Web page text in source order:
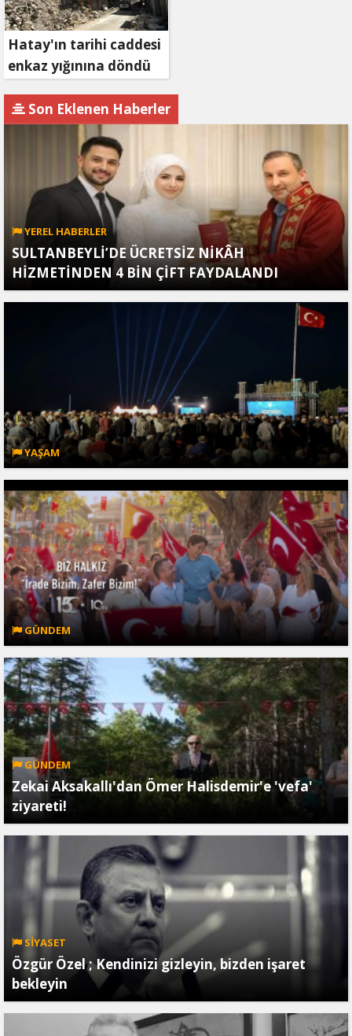
Hatay'ın tarihi caddesi
enkaz yığınına döndü
Son Eklenen Haberler
YEREL HABERLER
SULTANBEYLİ’DE ÜCRETSİZ NİKÂH
HİZMETİNDEN 4 BİN ÇİFT FAYDALANDI
YAŞAM
GÜNDEM
GÜNDEM
Zekai Aksakallı'dan Ömer Halisdemir'e 'vefa'
ziyareti!
SİYASET
Özgür Özel ; Kendinizi gizleyin, bizden işaret
bekleyin